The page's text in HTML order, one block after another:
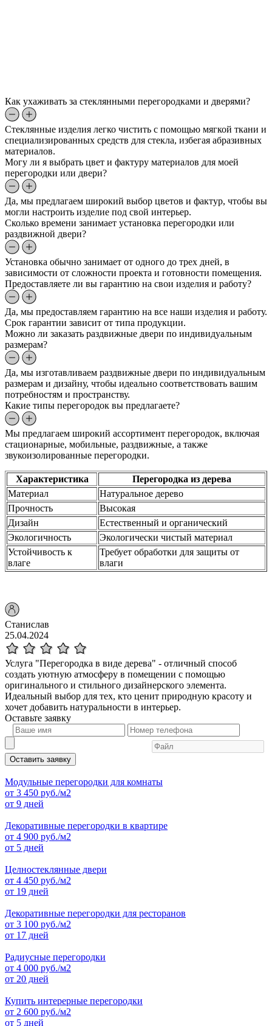
Как ухаживать за стеклянными перегородками и дверями?
Стеклянные изделия легко чистить с помощью мягкой ткани и
специализированных средств для стекла, избегая абразивных
материалов.
Могу ли я выбрать цвет и фактуру материалов для моей
перегородки или двери?
Да, мы предлагаем широкий выбор цветов и фактур, чтобы вы
могли настроить изделие под свой интерьер.
Сколько времени занимает установка перегородки или
раздвижной двери?
Установка обычно занимает от одного до трех дней, в
зависимости от сложности проекта и готовности помещения.
Предоставляете ли вы гарантию на свои изделия и работу?
Да, мы предоставляем гарантию на все наши изделия и работу.
Срок гарантии зависит от типа продукции.
Можно ли заказать раздвижные двери по индивидуальным
размерам?
Да, мы изготавливаем раздвижные двери по индивидуальным
размерам и дизайну, чтобы идеально соответствовать вашим
потребностям и пространству.
Какие типы перегородок вы предлагаете?
Мы предлагаем широкий ассортимент перегородок, включая
стационарные, мобильные, раздвижные, а также
звукоизолированные перегородки.
Характеристика
Перегородка из дерева
Материал
Натуральное дерево
Прочность
Высокая
Дизайн
Естественный и органический
Экологичность
Экологически чистый материал
Устойчивость к
влаге
Требует обработки для защиты от
влаги
Станислав
25.04.2024
Услуга "Перегородка в виде дерева" - отличный способ
создать уютную атмосферу в помещении с помощью
оригинального и стильного дизайнерского элемента.
Идеальный выбор для тех, кто ценит природную красоту и
хочет добавить натуральности в интерьер.
Оставьте заявку
Оставить заявку
Модульные перегородки для комнаты
от 3 450 руб./м2
от 9 дней
Декоративные перегородки в квартире
от 4 900 руб./м2
от 5 дней
Целностеклянные двери
от 4 450 руб./м2
от 19 дней
Декоративные перегородки для ресторанов
от 3 100 руб./м2
от 17 дней
Радиусные перегородки
от 4 000 руб./м2
от 20 дней
Купить интерерные перегородки
от 2 600 руб./м2
от 5 дней